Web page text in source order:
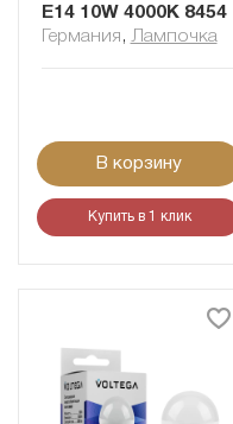
E14 10W 4000K 8454
Германия , Лампочка
В корзину
Купить в 1 клик